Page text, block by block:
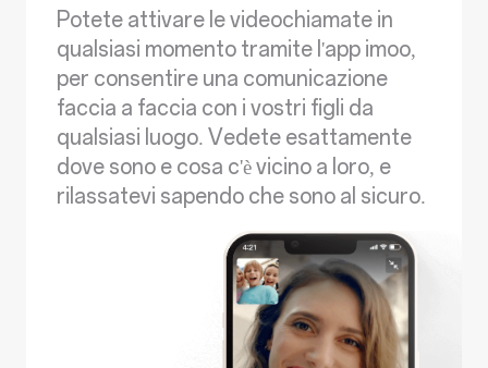
Potete attivare le videochiamate in
qualsiasi momento tramite l'app imoo,
per consentire una comunicazione
faccia a faccia con i vostri figli da
qualsiasi luogo. Vedete esattamente
dove sono e cosa c'è vicino a loro, e
rilassatevi sapendo che sono al sicuro.